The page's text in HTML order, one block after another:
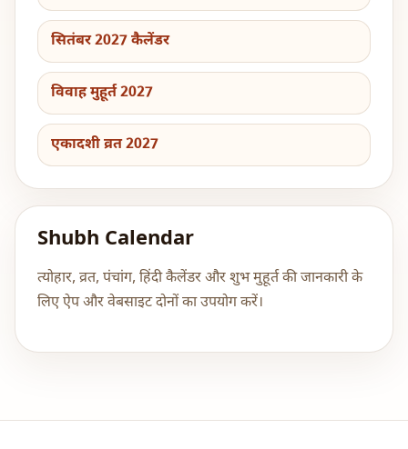
सितंबर 2027 कैलेंडर
विवाह मुहूर्त 2027
एकादशी व्रत 2027
Shubh Calendar
त्योहार, व्रत, पंचांग, हिंदी कैलेंडर और शुभ मुहूर्त की जानकारी के
लिए ऐप और वेबसाइट दोनों का उपयोग करें।